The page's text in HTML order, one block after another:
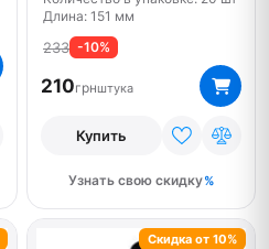
Длина: 151 мм
233 -10%
210грнштука
Купить
Узнать свою скидку
Скидка от 10%